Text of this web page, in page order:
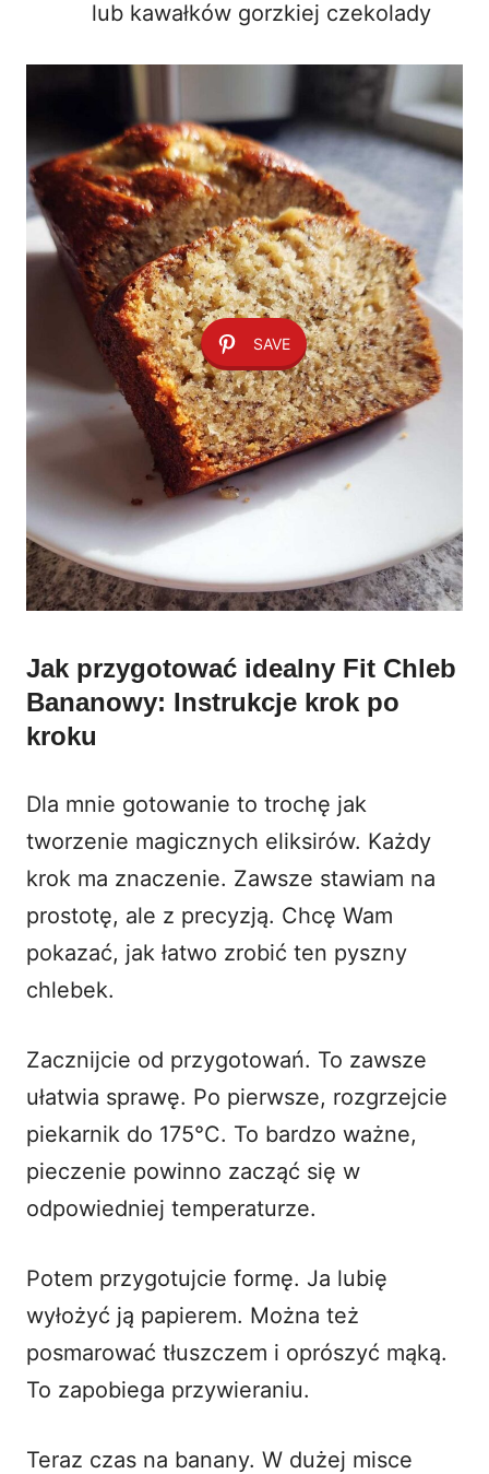
lub kawałków gorzkiej czekolady
SAVE
Jak przygotować idealny Fit Chleb
Bananowy: Instrukcje krok po
kroku
Dla mnie gotowanie to trochę jak
tworzenie magicznych eliksirów. Każdy
krok ma znaczenie. Zawsze stawiam na
prostotę, ale z precyzją. Chcę Wam
pokazać, jak łatwo zrobić ten pyszny
chlebek.
Zacznijcie od przygotowań. To zawsze
ułatwia sprawę. Po pierwsze, rozgrzejcie
piekarnik do 175°C. To bardzo ważne,
pieczenie powinno zacząć się w
odpowiedniej temperaturze.
Potem przygotujcie formę. Ja lubię
wyłożyć ją papierem. Można też
posmarować tłuszczem i oprószyć mąką.
To zapobiega przywieraniu.
Teraz czas na banany. W dużej misce